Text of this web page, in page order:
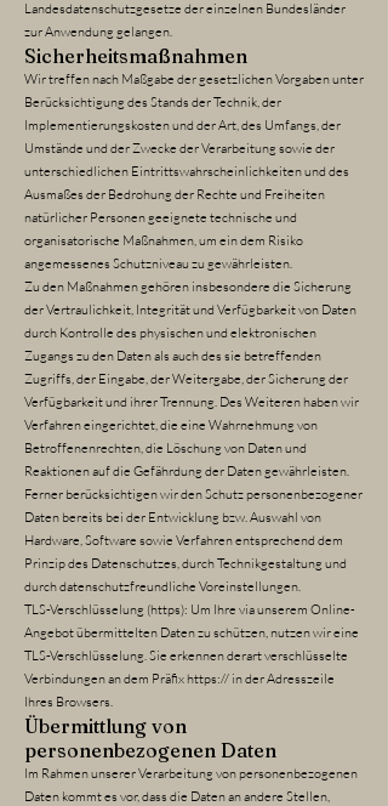
Landesdatenschutzgesetze der einzelnen Bundesländer
zur Anwendung gelangen.
Sicherheitsmaßnahmen
Wir treffen nach Maßgabe der gesetzlichen Vorgaben unter
Berücksichtigung des Stands der Technik, der
Implementierungskosten und der Art, des Umfangs, der
Umstände und der Zwecke der Verarbeitung sowie der
unterschiedlichen Eintrittswahrscheinlichkeiten und des
Ausmaßes der Bedrohung der Rechte und Freiheiten
natürlicher Personen geeignete technische und
organisatorische Maßnahmen, um ein dem Risiko
angemessenes Schutzniveau zu gewährleisten.
Zu den Maßnahmen gehören insbesondere die Sicherung
der Vertraulichkeit, Integrität und Verfügbarkeit von Daten
durch Kontrolle des physischen und elektronischen
Zugangs zu den Daten als auch des sie betreffenden
Zugriffs, der Eingabe, der Weitergabe, der Sicherung der
Verfügbarkeit und ihrer Trennung. Des Weiteren haben wir
Verfahren eingerichtet, die eine Wahrnehmung von
Betroffenenrechten, die Löschung von Daten und
Reaktionen auf die Gefährdung der Daten gewährleisten.
Ferner berücksichtigen wir den Schutz personenbezogener
Daten bereits bei der Entwicklung bzw. Auswahl von
Hardware, Software sowie Verfahren entsprechend dem
Prinzip des Datenschutzes, durch Technikgestaltung und
durch datenschutzfreundliche Voreinstellungen.
TLS-Verschlüsselung (https): Um Ihre via unserem Online-
Angebot übermittelten Daten zu schützen, nutzen wir eine
TLS-Verschlüsselung. Sie erkennen derart verschlüsselte
Verbindungen an dem Präfix https:// in der Adresszeile
Ihres Browsers.
Übermittlung von
personenbezogenen Daten
Im Rahmen unserer Verarbeitung von personenbezogenen
Daten kommt es vor, dass die Daten an andere Stellen,